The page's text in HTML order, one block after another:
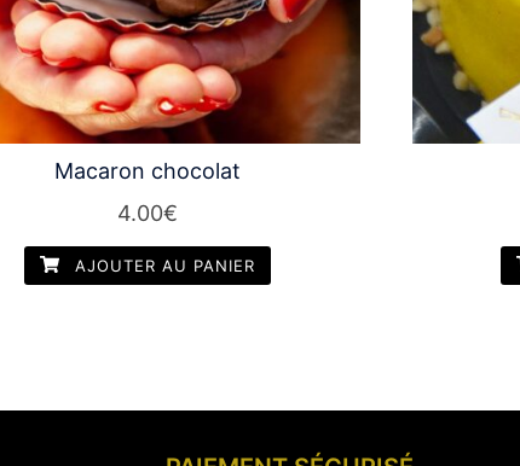
Macaron chocolat
4.00€
AJOUTER AU PANIER